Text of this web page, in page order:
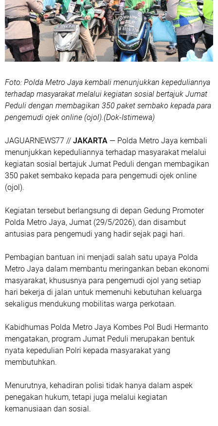
Foto: Polda Metro Jaya kembali menunjukkan kepeduliannya
terhadap masyarakat melalui kegiatan sosial bertajuk Jumat
Peduli dengan membagikan 350 paket sembako kepada para
pengemudi ojek online (ojol).(Dok-Istimewa)
‎JAGUARNEWS77 // JAKARTA — Polda Metro Jaya kembali
menunjukkan kepeduliannya terhadap masyarakat melalui
kegiatan sosial bertajuk Jumat Peduli dengan membagikan
350 paket sembako kepada para pengemudi ojek online
(ojol).
Kegiatan tersebut berlangsung di depan Gedung Promoter
Polda Metro Jaya, Jumat (29/5/2026), dan disambut
antusias para pengemudi yang hadir sejak pagi hari.
Pembagian bantuan ini menjadi salah satu upaya Polda
Metro Jaya dalam membantu meringankan beban ekonomi
masyarakat, khususnya para pengemudi ojol yang setiap
hari bekerja di jalan untuk memenuhi kebutuhan keluarga
sekaligus mendukung mobilitas warga perkotaan.
Kabidhumas Polda Metro Jaya Kombes Pol Budi Hermanto
mengatakan, program Jumat Peduli merupakan bentuk
nyata kepedulian Polri kepada masyarakat yang
membutuhkan.
Menurutnya, kehadiran polisi tidak hanya dalam aspek
penegakan hukum, tetapi juga melalui kegiatan
kemanusiaan dan sosial.